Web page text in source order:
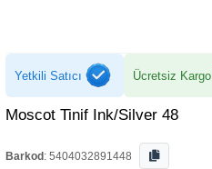
Yetkili Satıcı Ücretsiz Kargo
Moscot Tinif Ink/Silver 48
Barkod : 5404032891448